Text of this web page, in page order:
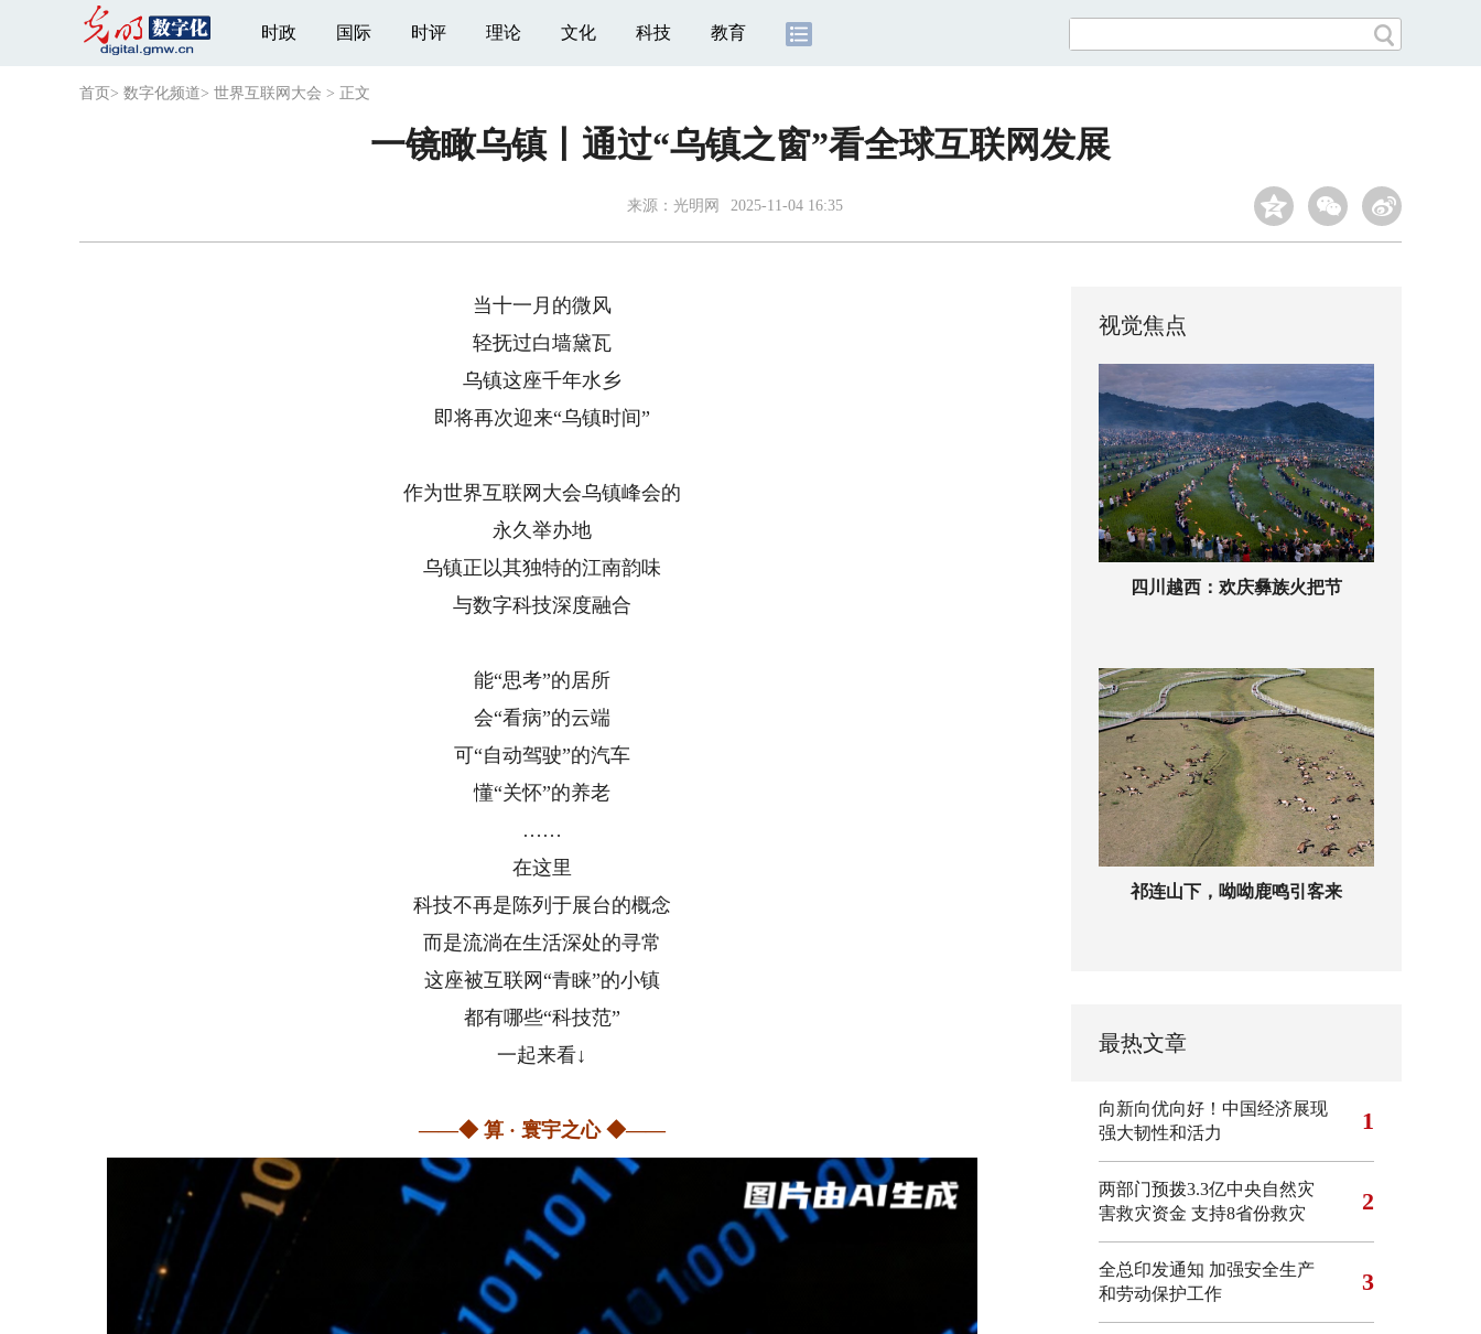
时政 国际 时评 理论 文化 科技 教育
首页 > 数字化频道> 世界互联网大会 > 正文
一镜瞰乌镇丨通过“乌镇之窗”看全球互联网发展
来源： 光明网 2025-11-04 16:35
当十一月的微风
轻抚过白墙黛瓦
乌镇这座千年水乡
即将再次迎来“乌镇时间”
作为世界互联网大会乌镇峰会的
永久举办地
乌镇正以其独特的江南韵味
与数字科技深度融合
能“思考”的居所
会“看病”的云端
可“自动驾驶”的汽车
懂“关怀”的养老
……
在这里
科技不再是陈列于展台的概念
而是流淌在生活深处的寻常
这座被互联网“青睐”的小镇
都有哪些“科技范”
一起来看↓
——◆ 算 · 寰宇之心 ◆——
视觉焦点
四川越西：欢庆彝族火把节
祁连山下，呦呦鹿鸣引客来
最热文章
向新向优向好！中国经济展现
强大韧性和活力
1
两部门预拨3.3亿中央自然灾
害救灾资金 支持8省份救灾
2
全总印发通知 加强安全生产
和劳动保护工作
3